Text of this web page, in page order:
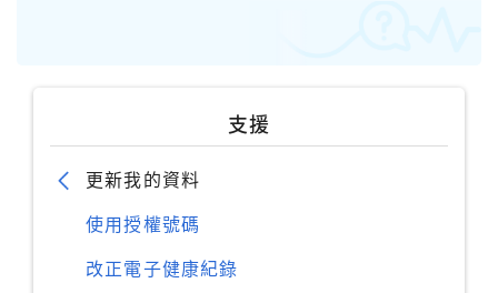
支援
更新我的資料
使用授權號碼
改正電子健康紀錄